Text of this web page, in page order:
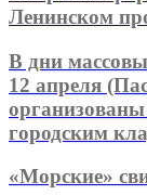
Ленинском
В дни
12 апреля
городским
«Морские»